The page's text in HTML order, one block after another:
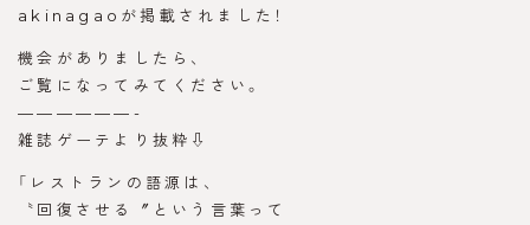
akinagaoが掲載されました！
機会がありましたら、
ご覧になってみてください。
——————-
雑誌ゲーテより抜粋⇩
「レストランの語源は、
〝回復させる〞という言葉って